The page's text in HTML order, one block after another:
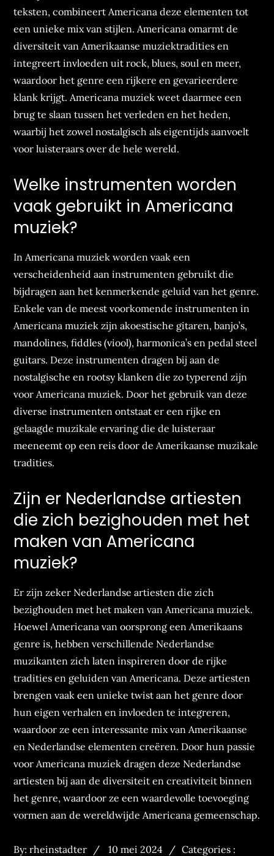
teksten, combineert Americana deze elementen tot
een unieke mix van stijlen. Americana omarmt de
diversiteit van Amerikaanse muziektradities en
integreert invloeden uit rock, blues, soul en meer,
waardoor het genre een rijkere en gevarieerdere
klank krijgt. Americana muziek weet daarmee een
brug te slaan tussen het verleden en het heden,
waarbij het zowel nostalgisch als eigentijds aanvoelt
voor luisteraars over de hele wereld.
Welke instrumenten worden
vaak gebruikt in Americana
muziek?
In Americana muziek worden vaak een
verscheidenheid aan instrumenten gebruikt die
bijdragen aan het kenmerkende geluid van het genre.
Enkele van de meest voorkomende instrumenten in
Americana muziek zijn akoestische gitaren, banjo’s,
mandolines, fiddles (viool), harmonica’s en pedal steel
guitars. Deze instrumenten dragen bij aan de
nostalgische en rootsy klanken die zo typerend zijn
voor Americana muziek. Door het gebruik van deze
diverse instrumenten ontstaat er een rijke en
gelaagde muzikale ervaring die de luisteraar
meeneemt op een reis door de Amerikaanse muzikale
tradities.
Zijn er Nederlandse artiesten
die zich bezighouden met het
maken van Americana
muziek?
Er zijn zeker Nederlandse artiesten die zich
bezighouden met het maken van Americana muziek.
Hoewel Americana van oorsprong een Amerikaans
genre is, hebben verschillende Nederlandse
muzikanten zich laten inspireren door de rijke
tradities en geluiden van Americana. Deze artiesten
brengen vaak een unieke twist aan het genre door
hun eigen verhalen en invloeden te integreren,
waardoor ze een interessante mix van Amerikaanse
en Nederlandse elementen creëren. Door hun passie
voor Americana muziek dragen deze Nederlandse
artiesten bij aan de diversiteit en creativiteit binnen
het genre, waardoor ze een waardevolle toevoeging
vormen aan de wereldwijde Americana gemeenschap.
By:rheinstadter
Posted
10 mei 2024
Categories
Categories :